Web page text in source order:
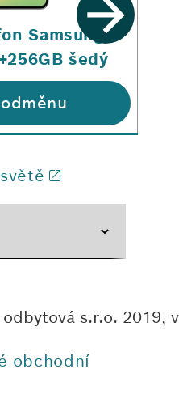
Samsung
šedý
s.r.o. 2019,
obchodní